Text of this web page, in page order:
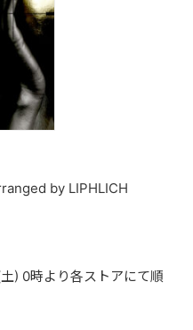
by LIPHLICH
) 0時より各ストアにて順